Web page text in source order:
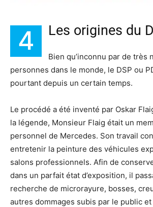
4 Les origines du
Bien qu’inconnu par de très
personnes dans le monde, le DSP ou
pourtant depuis un certain temps.
Le procédé a été inventé par Oskar
la légende, Monsieur Flaig était un
personnel de Mercedes. Son travail
entretenir la peinture des véhicules
salons professionnels. Afin de
dans un parfait état d’exposition, il
recherche de microrayure, bosses,
autres dommages subis par le public